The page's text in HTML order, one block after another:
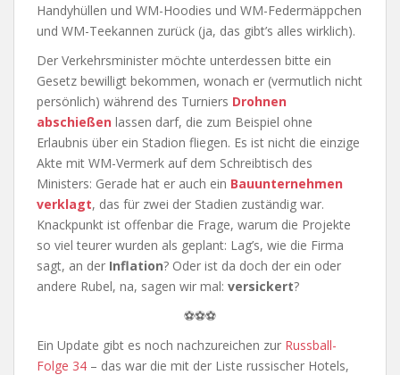
Handyhüllen und WM-Hoodies und WM-Federmäppchen
und WM-Teekannen zurück (ja, das gibt’s alles wirklich).
Der Verkehrsminister möchte unterdessen bitte ein
Gesetz bewilligt bekommen, wonach er (vermutlich nicht
persönlich) während des Turniers Drohnen
abschießen lassen darf, die zum Beispiel ohne
Erlaubnis über ein Stadion fliegen. Es ist nicht die einzige
Akte mit WM-Vermerk auf dem Schreibtisch des
Ministers: Gerade hat er auch ein Bauunternehmen
verklagt, das für zwei der Stadien zuständig war.
Knackpunkt ist offenbar die Frage, warum die Projekte
so viel teurer wurden als geplant: Lag’s, wie die Firma
sagt, an der Inflation? Oder ist da doch der ein oder
andere Rubel, na, sagen wir mal: versickert?
⚽⚽⚽
Ein Update gibt es noch nachzureichen zur Russball-
Folge 34 – das war die mit der Liste russischer Hotels,